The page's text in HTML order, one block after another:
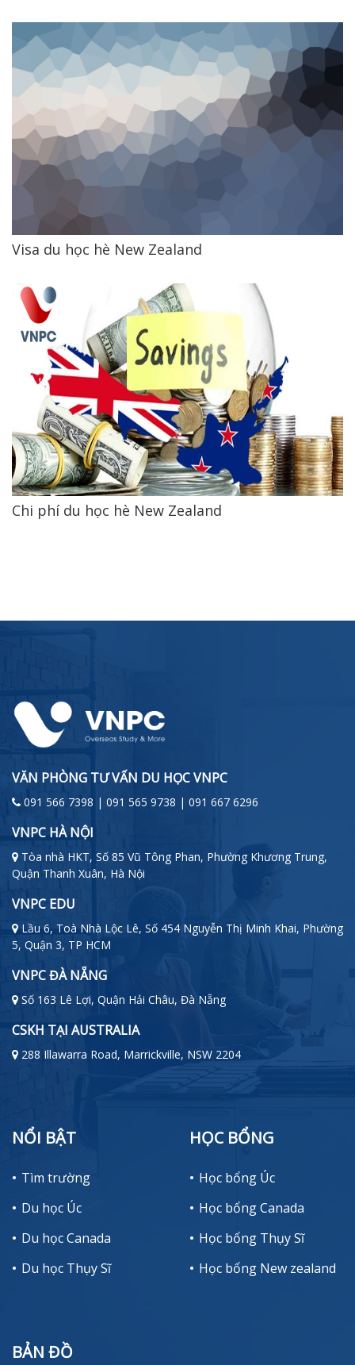
Visa du học hè New Zealand
Chi phí du học hè New Zealand
VĂN PHÒNG TƯ VẤN DU HỌC VNPC
091 566 7398 | 091 565 9738 | 091 667 6296
VNPC HÀ NỘI
Tòa nhà HKT, Số 85 Vũ Tông Phan, Phường Khương Trung,
Quận Thanh Xuân, Hà Nội
VNPC EDU
Lầu 6, Toà Nhà Lộc Lê, Số 454 Nguyễn Thị Minh Khai, Phường
5, Quận 3, TP HCM
VNPC ĐÀ NẴNG
Số 163 Lê Lợi, Quận Hải Châu, Đà Nẵng
CSKH TẠI AUSTRALIA
288 Illawarra Road, Marrickville, NSW 2204
NỔI BẬT
Tìm trường
Du học Úc
Du học Canada
Du học Thụy Sĩ
HỌC BỔNG
Học bổng Úc
Học bổng Canada
Học bổng Thụy Sĩ
Học bổng New zealand
BẢN ĐỒ